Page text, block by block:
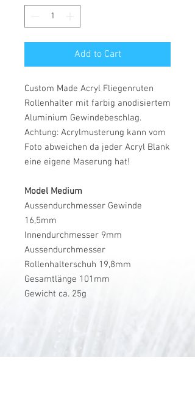
Add to Cart
Custom Made Acryl Fliegenruten
Rollenhalter mit farbig anodisiertem
Aluminium Gewindebeschlag.
Achtung: Acrylmusterung kann vom
Foto abweichen da jeder Acryl Blank
eine eigene Maserung hat!
Model Medium
Aussendurchmesser Gewinde
16,5mm
Innendurchmesser 9mm
Aussendurchmesser
Rollenhalterschuh 19,8mm
Gesamtlänge 101mm
Gewicht ca. 25g